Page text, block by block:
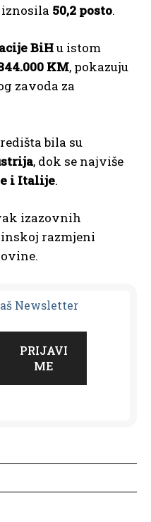
iznosila 50,2 posto.
BiHu istom
KM, pokazuju
zavoda za
bila su
, dok se najviše
i Italije.
izazovnih
razmjeni
Newsletter